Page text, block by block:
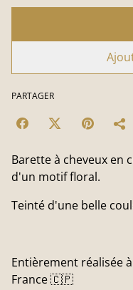
PARTAGER
Barette à cheveux en
d'un motif floral.
Teinté d'une belle
Entièrement réalisée
France 🇨🇵